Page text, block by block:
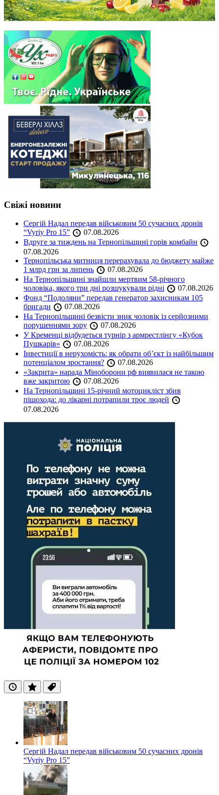
Свіжі новини
Сергій Надал передав військовим 50 сучасних дронів
“Vyriy Pro 15”
07.08.2026
Вдруге за тиждень на Тернопільщині горів комбайн
07.08.2026
Тернопільська митниця перерахувала до бюджету майже
1 млрд грн за липень
07.08.2026
На Тернопільщині знайшли мертвим 58-річного
чоловіка, якого три дні розшукували рідні
07.08.2026
Фонд “Подоляни” передав генератор захисникам 105
бригади
07.08.2026
На Тернопільщині безвісти зник чоловік із серйозними
порушеннями зору
07.08.2026
У Кременці відбудеться турнір з армрестлінгу «Кубок
Пушкарів»
07.08.2026
Інвестиції в нерухомість: як обрати об’єкт із найбільшим
потенціалом зростання?
07.08.2026
«Закрита» нарада Міноборони рф виявилася не такою
вже закритою
07.08.2026
На Тернопільщині 15-річний мотоцикліст збив
пішохода: до лікарні потрапили троє людей
07.08.2026
ОстанніПопулярні
Теги
Сергій Надал передав військовим 50 сучасних дронів
“Vyriy Pro 15”